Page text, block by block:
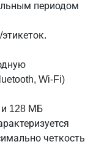
периодом
Wi-Fi)
и 128 МБ
четкость